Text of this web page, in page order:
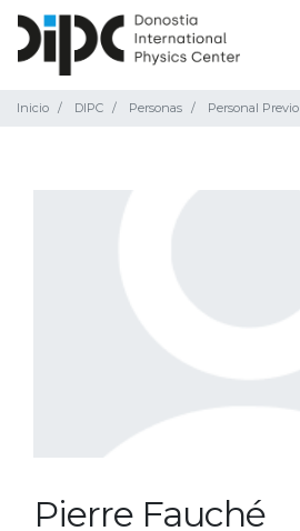
Inicio DIPC Personas Personal Previo
Pierre Fauché